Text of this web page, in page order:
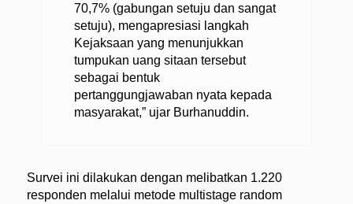
70,7% (gabungan setuju dan sangat
setuju), mengapresiasi langkah
Kejaksaan yang menunjukkan
tumpukan uang sitaan tersebut
sebagai bentuk
pertanggungjawaban nyata kepada
masyarakat,” ujar Burhanuddin.
Survei ini dilakukan dengan melibatkan 1.220
responden melalui metode multistage random